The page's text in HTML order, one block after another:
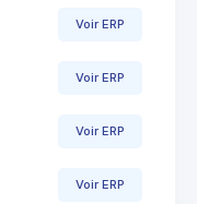
Voir ERP
Voir ERP
Voir ERP
Voir ERP